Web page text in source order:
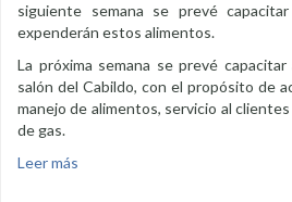
siguiente semana se prevé
expenderán estos alimentos.
La próxima semana se prevé
salón del Cabildo, con el propósito de
manejo de alimentos, servicio al
de gas.
Leer más